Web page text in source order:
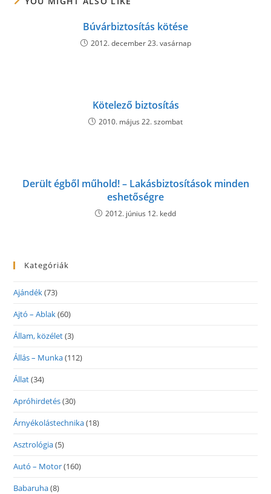
Búvárbiztosítás kötése
2012. december 23. vasárnap
Kötelező biztosítás
2010. május 22. szombat
Derült égből műhold! – Lakásbiztosítások minden
eshetőségre
2012. június 12. kedd
Kategóriák
Ajándék(73)
Ajtó – Ablak(60)
Állam, közélet(3)
Állás – Munka(112)
Állat(34)
Apróhirdetés(30)
Árnyékolástechnika(18)
Asztrológia(5)
Autó – Motor(160)
Babaruha(8)